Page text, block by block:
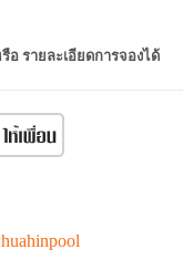
อ รายละเอียดการจองได้